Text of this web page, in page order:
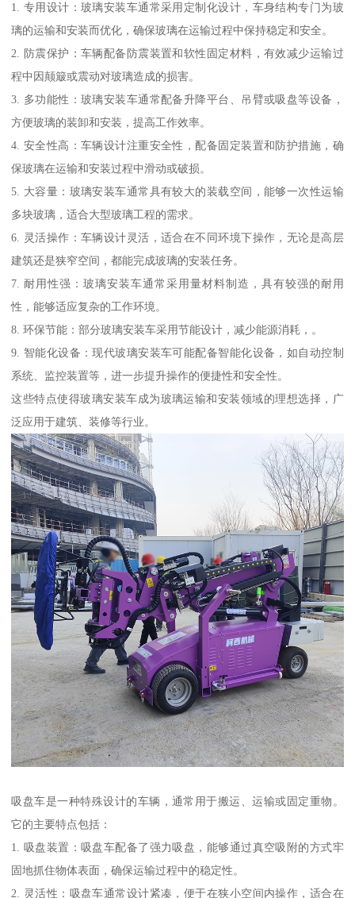
1. 专用设计：玻璃安装车通常采用定制化设计，车身结构专门为玻
璃的运输和安装而优化，确保玻璃在运输过程中保持稳定和安全。
2. 防震保护：车辆配备防震装置和软性固定材料，有效减少运输过
程中因颠簸或震动对玻璃造成的损害。
3. 多功能性：玻璃安装车通常配备升降平台、吊臂或吸盘等设备，
方便玻璃的装卸和安装，提高工作效率。
4. 安全性高：车辆设计注重安全性，配备固定装置和防护措施，确
保玻璃在运输和安装过程中滑动或破损。
5. 大容量：玻璃安装车通常具有较大的装载空间，能够一次性运输
多块玻璃，适合大型玻璃工程的需求。
6. 灵活操作：车辆设计灵活，适合在不同环境下操作，无论是高层
建筑还是狭窄空间，都能完成玻璃的安装任务。
7. 耐用性强：玻璃安装车通常采用量材料制造，具有较强的耐用
性，能够适应复杂的工作环境。
8. 环保节能：部分玻璃安装车采用节能设计，减少能源消耗，。
9. 智能化设备：现代玻璃安装车可能配备智能化设备，如自动控制
系统、监控装置等，进一步提升操作的便捷性和安全性。
这些特点使得玻璃安装车成为玻璃运输和安装领域的理想选择，广
泛应用于建筑、装修等行业。
吸盘车是一种特殊设计的车辆，通常用于搬运、运输或固定重物。
它的主要特点包括：
1. 吸盘装置：吸盘车配备了强力吸盘，能够通过真空吸附的方式牢
固地抓住物体表面，确保运输过程中的稳定性。
2. 灵活性：吸盘车通常设计紧凑，便于在狭小空间内操作，适合在